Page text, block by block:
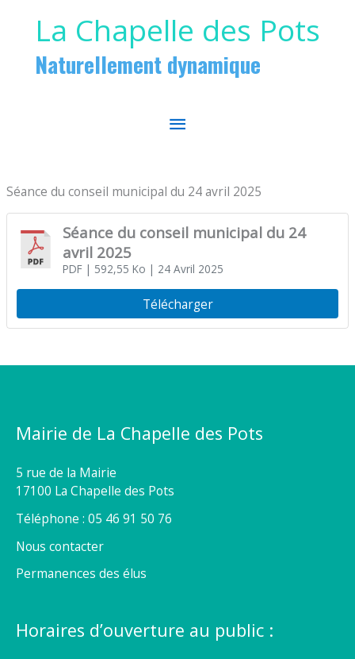
La Chapelle des Pots
Naturellement dynamique
MENU
Séance du conseil municipal du 24 avril 2025
Séance du conseil municipal du 24
avril 2025
PDF| 592,55 Ko | 24 Avril 2025
Télécharger
Mairie de La Chapelle des Pots
5 rue de la Mairie
17100 La Chapelle des Pots
Téléphone : 05 46 91 50 76
Nous contacter
Permanences des élus
Horaires d’ouverture au public :